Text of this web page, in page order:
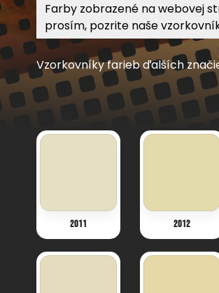
Farby zobrazené na webovej
prosím, pozrite naše
Vzorkovníky farieb ďalších
2011 2012